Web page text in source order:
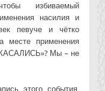
избиваемый
насилия и
певуче и чётко
месте применения
Мы – не
этого события,